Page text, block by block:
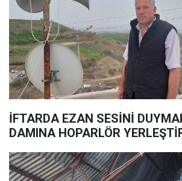
İFTARDA EZAN SESİNİ
DAMINA HOPARLÖR